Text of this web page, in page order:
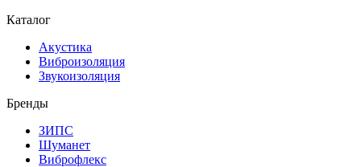
Каталог
Акустика
Виброизоляция
Звукоизоляция
Бренды
ЗИПС
Шуманет
Виброфлекс